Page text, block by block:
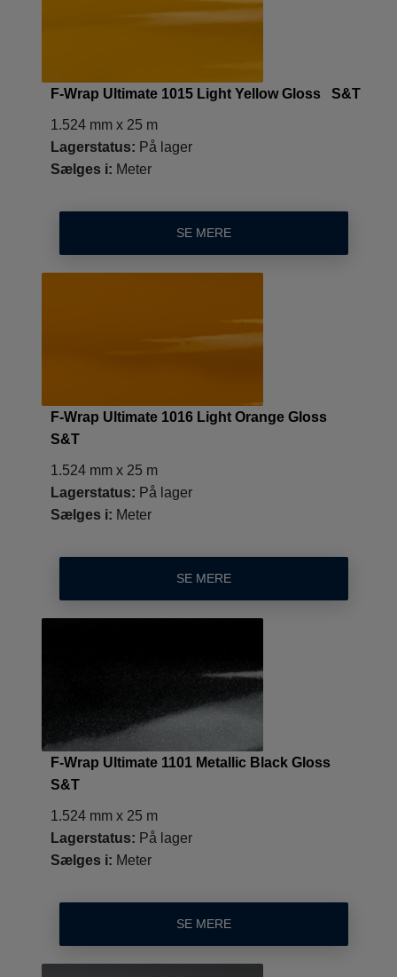
F-Wrap Ultimate 1015 Light Yellow Gloss S&T
1.524 mm x 25 m
Lagerstatus: På lager
Sælges i: Meter
SE MERE
F-Wrap Ultimate 1016 Light Orange Gloss
S&T
1.524 mm x 25 m
Lagerstatus: På lager
Sælges i: Meter
SE MERE
F-Wrap Ultimate 1101 Metallic Black Gloss
S&T
1.524 mm x 25 m
Lagerstatus: På lager
Sælges i: Meter
SE MERE